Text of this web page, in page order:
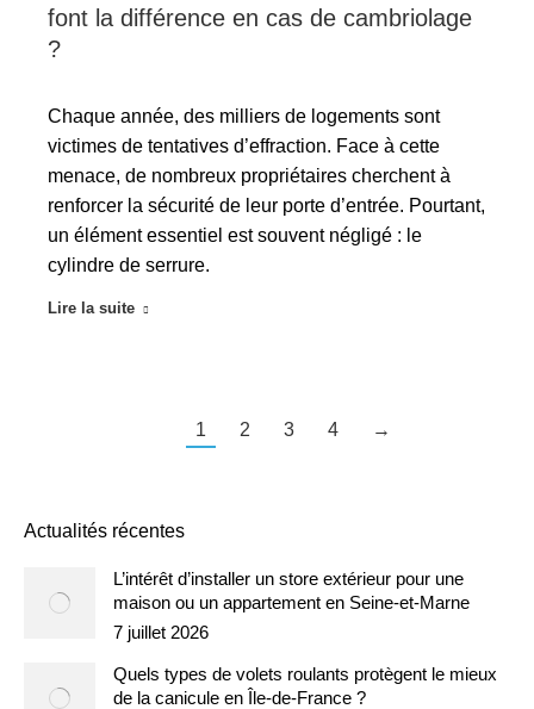
font la différence en cas de cambriolage
?
Chaque année, des milliers de logements sont
victimes de tentatives d’effraction. Face à cette
menace, de nombreux propriétaires cherchent à
renforcer la sécurité de leur porte d’entrée. Pourtant,
un élément essentiel est souvent négligé : le
cylindre de serrure.
Lire la suite
1 2 3 4 →
Actualités récentes
L’intérêt d’installer un store extérieur pour une
maison ou un appartement en Seine-et-Marne
7 juillet 2026
Quels types de volets roulants protègent le mieux
de la canicule en Île-de-France ?